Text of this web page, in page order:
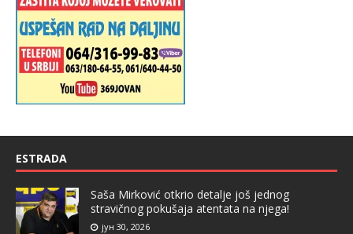
ESTRADA
Saša Mirković otkrio detalje još jednog
stravičnog pokušaja atentata na njega!
јун 30, 2026